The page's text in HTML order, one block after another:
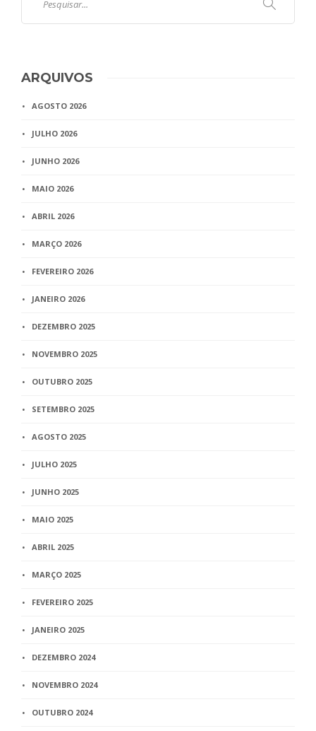
ARQUIVOS
AGOSTO 2026
JULHO 2026
JUNHO 2026
MAIO 2026
ABRIL 2026
MARÇO 2026
FEVEREIRO 2026
JANEIRO 2026
DEZEMBRO 2025
NOVEMBRO 2025
OUTUBRO 2025
SETEMBRO 2025
AGOSTO 2025
JULHO 2025
JUNHO 2025
MAIO 2025
ABRIL 2025
MARÇO 2025
FEVEREIRO 2025
JANEIRO 2025
DEZEMBRO 2024
NOVEMBRO 2024
OUTUBRO 2024